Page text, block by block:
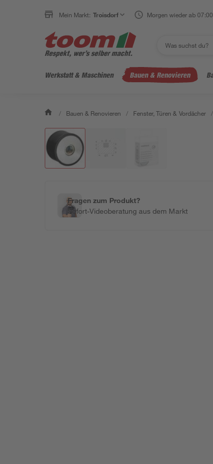
Mein Markt: Troisdorf Morgen wieder ab
Werkstatt & Maschinen Bauen & Renovieren
/ Bauen & Renovieren / Fenster, Türen & Vordächer /
Fragen zum Produkt?
Sofort-Videoberatung aus dem Markt